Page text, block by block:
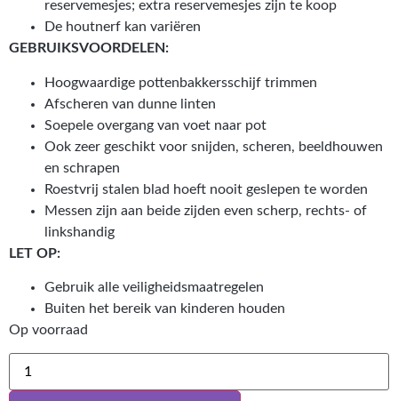
reservemesjes; extra reservemesjes zijn te koop
De houtnerf kan variëren
GEBRUIKSVOORDELEN:
Hoogwaardige pottenbakkersschijf trimmen
Afscheren van dunne linten
Soepele overgang van voet naar pot
Ook zeer geschikt voor snijden, scheren, beeldhouwen
en schrapen
Roestvrij stalen blad hoeft nooit geslepen te worden
Messen zijn aan beide zijden even scherp, rechts- of
linkshandig
LET OP:
Gebruik alle veiligheidsmaatregelen
Buiten het bereik van kinderen houden
Op voorraad